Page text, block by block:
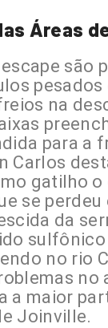
Áreas
são
pesados
na
para a
Carlos
gatilho o
se perdeu
da
sulfônico
no rio
no
a maior
Joinville.